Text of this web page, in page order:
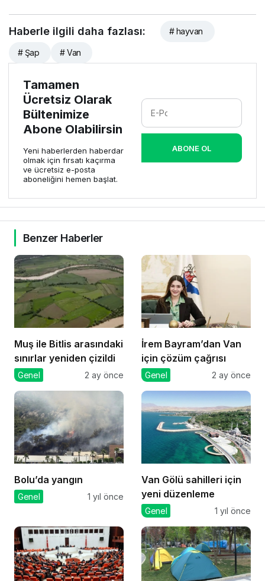
Haberle ilgili daha fazlası: # hayvan
# Şap # Van
Tamamen
Ücretsiz Olarak
Bültenimize
Abone Olabilirsin
Yeni haberlerden haberdar
olmak için fırsatı kaçırma
ve ücretsiz e-posta
aboneliğini hemen başlat.
ABONE OL
Benzer Haberler
Muş ile Bitlis arasındaki
sınırlar yeniden çizildi
Genel 2 ay önce
İrem Bayram’dan Van
için çözüm çağrısı
Genel 2 ay önce
Bolu’da yangın
Genel 1 yıl önce
Van Gölü sahilleri için
yeni düzenleme
Genel 1 yıl önce